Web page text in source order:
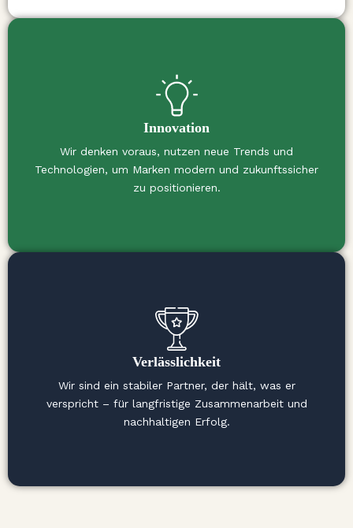
Innovation
Wir denken voraus, nutzen neue Trends und
Technologien, um Marken modern und zukunftssicher
zu positionieren.
Verlässlichkeit
Wir sind ein stabiler Partner, der hält, was er
verspricht – für langfristige Zusammenarbeit und
nachhaltigen Erfolg.